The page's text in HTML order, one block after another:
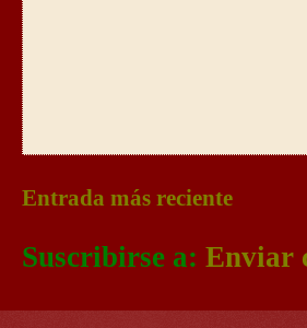
Entrada más reciente
Suscribirse a: Enviar